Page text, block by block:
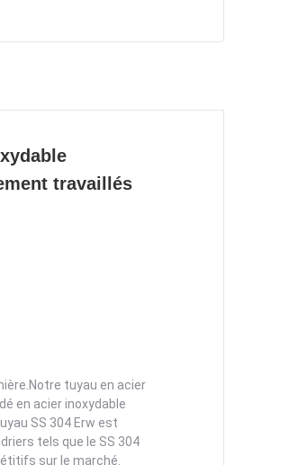
travaillés
tuyau en acier
en acier inoxydable
SS 304 Erw est
tels que le SS 304
sur le marché.